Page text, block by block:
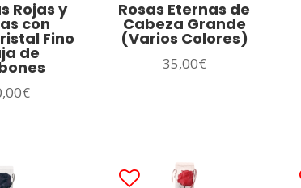
Rojas y
con
Fino
de
€
Rosas Eternas de
Cabeza Grande
(Varios Colores)
35,00€